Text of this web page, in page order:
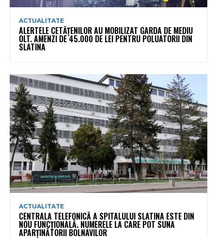
ACTUALITATE
ALERTELE CETĂȚENILOR AU MOBILIZAT GARDA DE MEDIU
OLT. AMENZI DE 45.000 DE LEI PENTRU POLUATORII DIN
SLATINA
ACTUALITATE
CENTRALA TELEFONICĂ A SPITALULUI SLATINA ESTE DIN
NOU FUNCȚIONALĂ. NUMERELE LA CARE POT SUNA
APARȚINĂTORII BOLNAVILOR